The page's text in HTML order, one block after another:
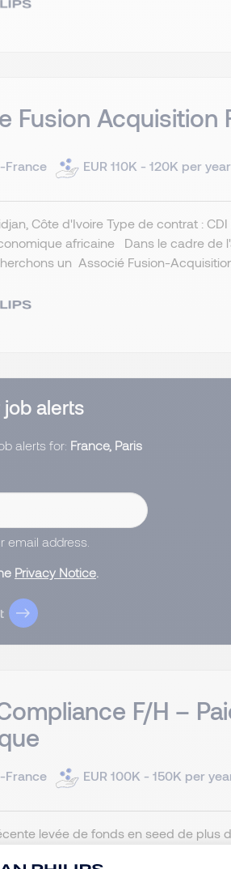
Fusion Acquisition
France EUR 110K - 120K per year
Côte d'Ivoire Type de contrat :
africaine Dans le cadre de
un Associé Fusion-Acquisition
alerts
alerts for: France, Paris
email address.
Privacy Notice
F/H –
France EUR 100K - 150K per
levée de fonds en seed de plus
de la gestion de fortune et de